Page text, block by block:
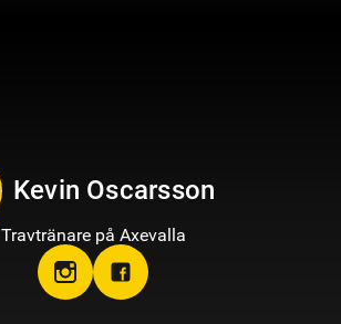
Kevin Oscarsson
Travtränare på Axevalla